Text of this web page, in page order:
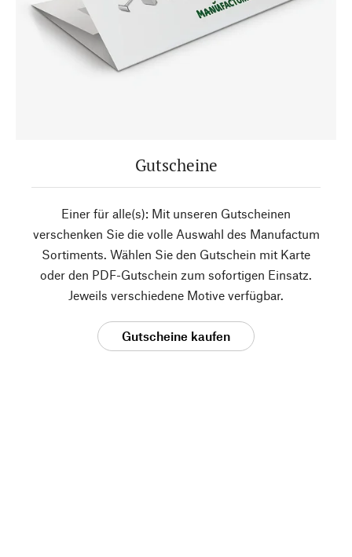
Gutscheine
Einer für alle(s): Mit unseren Gutscheinen
verschenken Sie die volle Auswahl des Manufactum
Sortiments. Wählen Sie den Gutschein mit Karte
oder den PDF-Gutschein zum sofortigen Einsatz.
Jeweils verschiedene Motive verfügbar.
Gutscheine kaufen